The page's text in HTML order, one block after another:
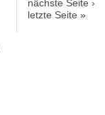
nächste Seite ›
letzte Seite »